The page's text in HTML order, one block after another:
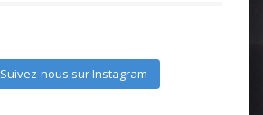
Suivez-nous sur Instagram